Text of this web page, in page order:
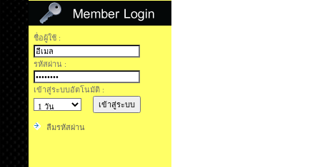
ชื่อผู้ใช้ :
รหัสผ่าน :
เข้าสู่ระบบอัตโนมัติ :
ลืมรหัสผ่าน